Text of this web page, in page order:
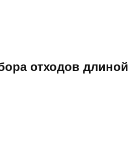
отходов длиной